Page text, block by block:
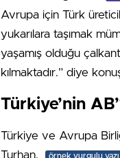
Avrupa için Türk
yukarılara taşımak
yaşamış olduğu
kılmaktadır.” diye
Türkiye’nin
Türkiye ve Avrupa
Turhan,
örnek vurgulu yazı